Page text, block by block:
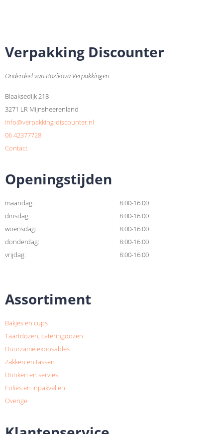
Verpakking Discounter
Onderdeel van Bozikova Verpakkingen
Blaaksedijk 218
3271 LR Mijnsheerenland
info@verpakking-discounter.nl
06 42377728
Contact
Openingstijden
maandag:
8:00-16:00
dinsdag:
8:00-16:00
woensdag:
8:00-16:00
donderdag:
8:00-16:00
vrijdag:
8:00-16:00
Assortiment
Bakjes en cups
Taartdozen, cateringdozen
Duurzame exposables
Zakken en tassen
Drinken en servies
Folies en inpakvellen
Overige